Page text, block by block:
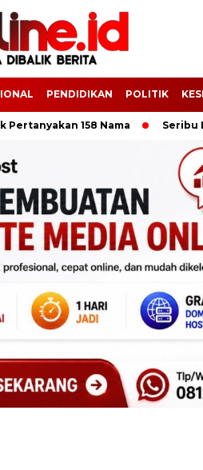
PENDIDIKAN POLITIK
158 Nama Seribu Lilin